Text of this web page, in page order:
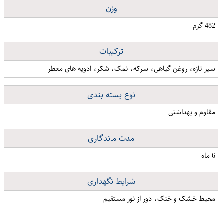
وزن
482 گرم
ترکیبات
سیر تازه، روغن گیاهی، سرکه، نمک، شکر، ادویه های معطر
نوع بسته بندی
مقاوم و بهداشتی
مدت ماندگاری
6 ماه
شرایط نگهداری
محیط خشک و خنک، دور از نور مستقیم